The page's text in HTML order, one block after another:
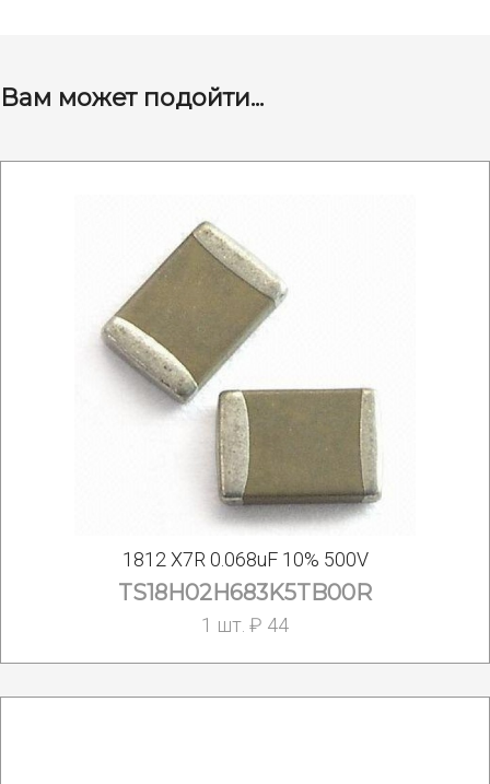
Вам может подойти...
1812 X7R 0.068uF 10% 500V
TS18H02H683K5TB00R
1 шт. ₽ 44